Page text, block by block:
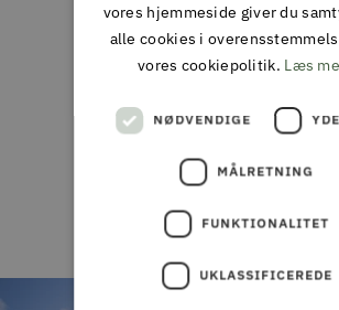
Vær den første til at skrive en
vores hjemmeside giver du
alle cookies i
vores cookiepolitik. Læs
NØDVENDIGE
MÅLRETNING
FUNKTIONALITET
UKLASSIFICEREDE